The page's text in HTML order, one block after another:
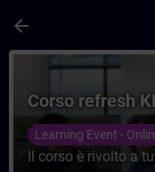
arrow_back
Kurs - Corso
Corso refresh
Learning Event -
Il corso è rivolto a